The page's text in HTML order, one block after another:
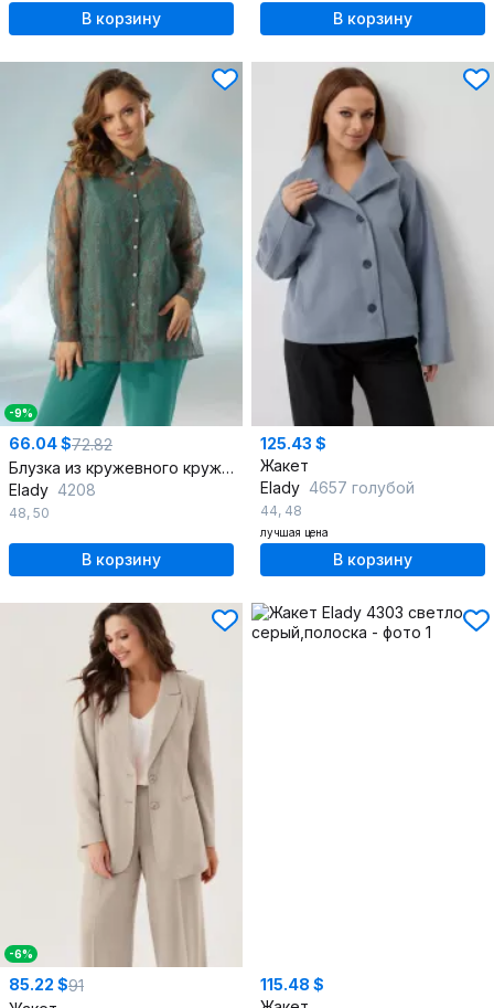
В корзину В корзину
-9%
66.04 $72.82
Блузка из кружевного кружева с коротким рукавом и стойкой
Elady 4208
48, 50
В корзину
125.43 $
Жакет
Elady 4657 голубой
44, 48
лучшая цена
В корзину
-6%
85.22 $91
115.48 $